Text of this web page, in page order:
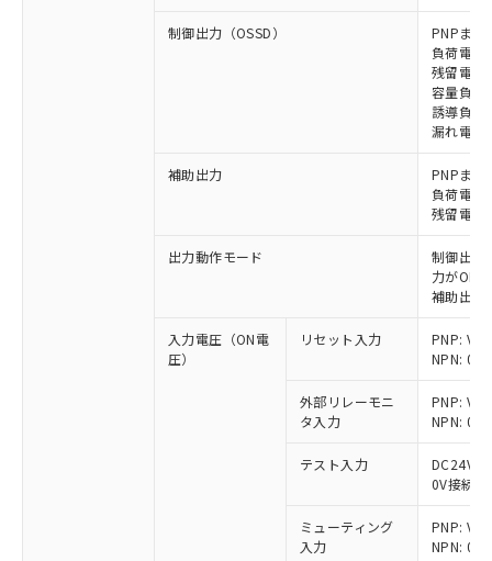
制御出力（OSSD）
PNPまた
負荷電流
残留電圧
容量負荷
誘導負荷
漏れ電流
補助出力
PNPまた
負荷電流
残留電圧
出力動作モード
制御出力
力がON)
補助出力
入力電圧（ON電
圧）
リセット入力
PNP: Vs-
NPN: 0
外部リレーモニ
タ入力
PNP: Vs-
NPN: 0
テスト入力
DC24V
0V接続
ミューティング
入力
PNP: Vs-
NPN: 0